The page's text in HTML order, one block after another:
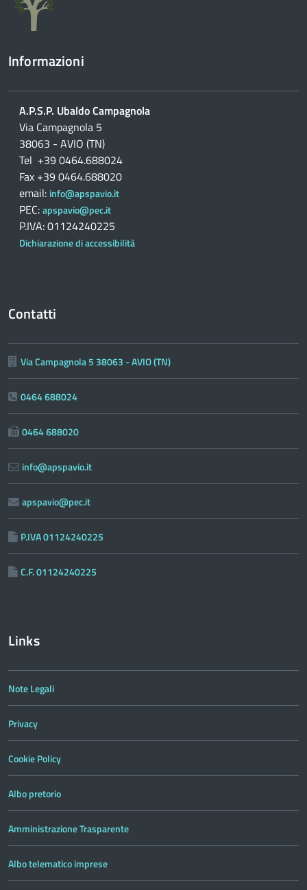
Informazioni
A.P.S.P. Ubaldo Campagnola
Via Campagnola 5
38063 - AVIO (TN)
Tel +39 0464.688024
Fax +39 0464.688020
email: info@apspavio.it
PEC:apspavio@pec.it
P.IVA: 01124240225
Dichiarazione di accessibilità
Contatti
Via Campagnola 5 38063 - AVIO (TN)
0464 688024
0464 688020
info@apspavio.it
apspavio@pec.it
P.IVA 01124240225
C.F. 01124240225
Links
Note Legali
Privacy
Cookie Policy
Albo pretorio
Amministrazione Trasparente
Albo telematico imprese